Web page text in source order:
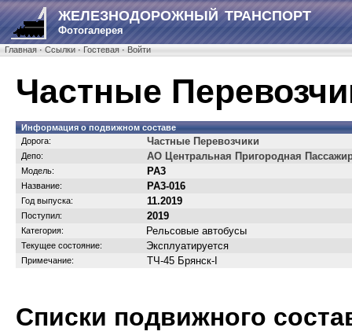
ЖЕЛЕЗНОДОРОЖНЫЙ ТРАНСПОРТ
Фотогалерея
Главная·Ссылки·Гостевая·Войти
Частные
Информация о подвижном составе
Дорога:
Частные Перевозчики
Депо: АО Центральная Пригородная
Модель: РА3
Название: РА3-016
Год выпуска: 11.2019
Поступил: 2019
Категория: Рельсовые автобусы
Текущее состояние: Эксплуатируется
Примечание: ТЧ-45 Брянск-I
Cписки подвижного